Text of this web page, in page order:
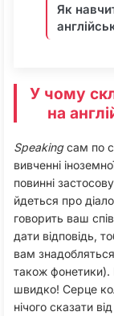
Як
У чому
на
Speakingсам по
вивченні
повинні
йдеться про
говорить ваш
дати відповідь,
вам
також фонетики).
швидко! Серце
нічого сказати